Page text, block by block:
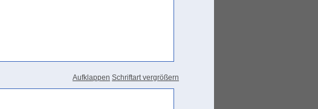
Aufklappen Schriftart vergrößern